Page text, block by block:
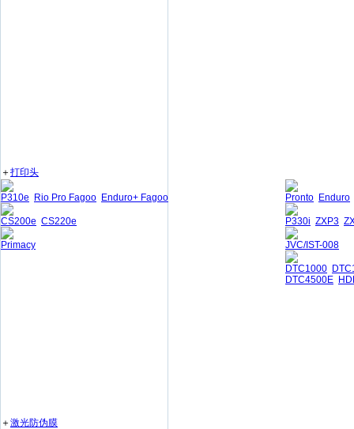
＋打印头
P310e Rio Pro Fagoo Enduro+ Fagoo
CS200e CS220e
Primacy
Pronto Enduro
P330i ZXP3
JVC/IST-008
DTC1000
DTC4500E
＋激光防伪膜